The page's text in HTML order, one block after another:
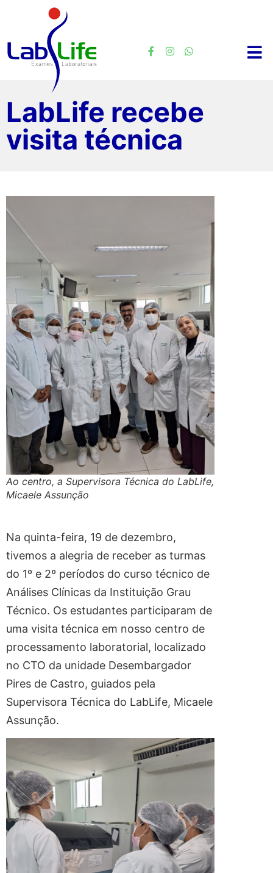
LabLife recebe
visita técnica
Ao centro, a Supervisora Técnica do LabLife,
Micaele Assunção
Na quinta-feira, 19 de dezembro,
tivemos a alegria de receber as turmas
do 1º e 2º períodos do curso técnico de
Análises Clínicas da Instituição Grau
Técnico. Os estudantes participaram de
uma visita técnica em nosso centro de
processamento laboratorial, localizado
no CTO da unidade Desembargador
Pires de Castro, guiados pela
Supervisora Técnica do LabLife, Micaele
Assunção.